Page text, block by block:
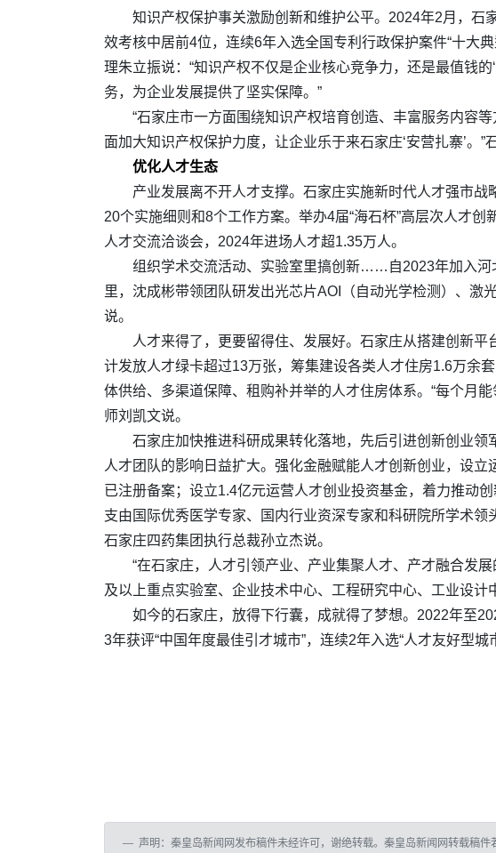
知识产权保护事关激励创新和维护公平。2024年2月，
效考核中居前4位，连续6年入选全国专利行政保护案件“十大
理朱立振说：“知识产权不仅是企业核心竞争力，还是最值钱
务，为企业发展提供了坚实保障。”
“石家庄市一方面围绕知识产权培育创造、丰富服务内容
面加大知识产权保护力度，让企业乐于来石家庄‘安营扎寨’。
优化人才生态
产业发展离不开人才支撑。石家庄实施新时代人才强市
20个实施细则和8个工作方案。举办4届“海石杯”高层次人才
人才交流洽谈会，2024年进场人才超1.35万人。
组织学术交流活动、实验室里搞创新……自2023年加入河
里，沈成彬带领团队研发出光芯片AOI（自动光学检测）、激
说。
人才来得了，更要留得住、发展好。石家庄从搭建创新
计发放人才绿卡超过13万张，筹集建设各类人才住房1.6万余
体供给、多渠道保障、租购补并举的人才住房体系。“每个月
师刘凯文说。
石家庄加快推进科研成果转化落地，先后引进创新创业
人才团队的影响日益扩大。强化金融赋能人才创新创业，设
已注册备案；设立1.4亿元运营人才创业投资基金，着力推动
支由国际优秀医学专家、国内行业资深专家和科研院所学术领
石家庄四药集团执行总裁孙立杰说。
“在石家庄，人才引领产业、产业集聚人才、产才融合发
及以上重点实验室、企业技术中心、工程研究中心、工业设计
如今的石家庄，放得下行囊，成就得了梦想。2022年至
3年获评“中国年度最佳引才城市”，连续2年入选“人才友好型
声明：秦皇岛新闻网发布稿件未经许可，谢绝转载。秦皇岛新闻网转载稿件